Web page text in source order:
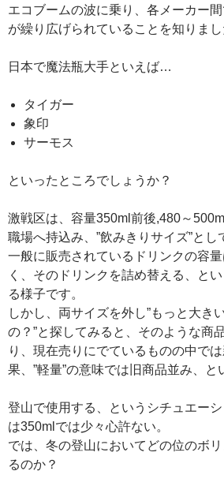
エコブームの波に乗り、各メーカー
が繰り広げられていることを知りまし
日本で魔法瓶大手といえば…
タイガー
象印
サーモス
といったところでしょうか？
激戦区は、容量350ml前後,480～
職場へ持込み、”飲みきりサイズ”とし
一般に販売されているドリンクの容
く、そのドリンクを詰め替える、と
る様子です。
しかし、両サイズを外し”もっと大き
の？”と探してみると、そのような商
り、現在売りにでているものの中で
果、”軽量”の意味では旧商品並み、と
登山で使用する、というシチュエーシ
は350mlでは少々心許ない。
では、冬の登山においてどの位のボ
るのか？